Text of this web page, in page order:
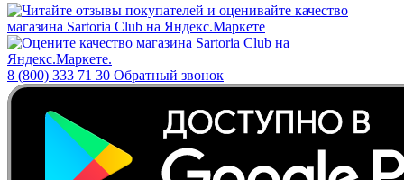
8 (800) 333 71 30 Обратный звонок